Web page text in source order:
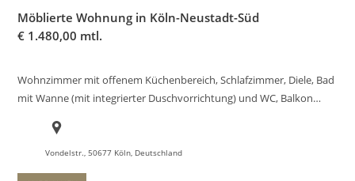
Möblierte Wohnung in Köln-Neustadt-Süd
€ 1.480,00 mtl.
Wohnzimmer mit offenem Küchenbereich, Schlafzimmer, Diele, Bad
mit Wanne (mit integrierter Duschvorrichtung) und WC, Balkon…
Vondelstr., 50677 Köln, Deutschland